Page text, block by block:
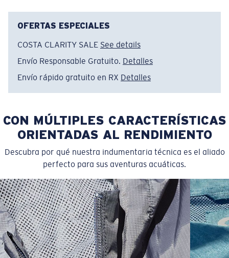
Artículo n.°:FQA401332-7CR
Tamaño:XXL
SIZES 1. CHEST 2. BODY LENGTH 3. SLEEVE LENGTH
S 19" 27” 7 ¾”
OFERTAS ESPECIALES
COSTA CLARITY SALE See details
Envío Responsable Gratuito. Detalles
Envío rápido gratuito en RX Detalles
CON MÚLTIPLES CARACTERÍSTICAS
ORIENTADAS AL RENDIMIENTO
Descubra por qué nuestra indumentaria técnica es el aliado
perfecto para sus aventuras acuáticas.